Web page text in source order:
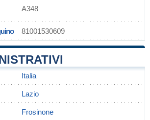
A348
81001530609
Italia
Lazio
Frosinone